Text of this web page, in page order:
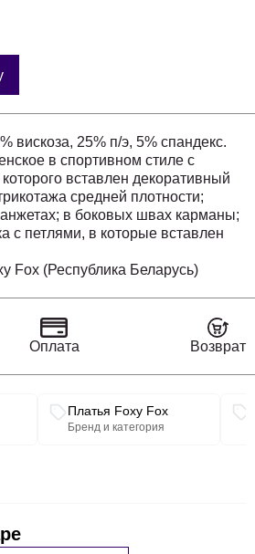
вискоза, 25% п/э, 5% спандекс.
в спортивном стиле с
вставлен декоративный
средней плотности;
в боковых швах карманы;
с петлями, в которые вставлен
Fox (Республика Беларусь)
Оплата Возврат
Платья Foxy Fox
Бренд и категория